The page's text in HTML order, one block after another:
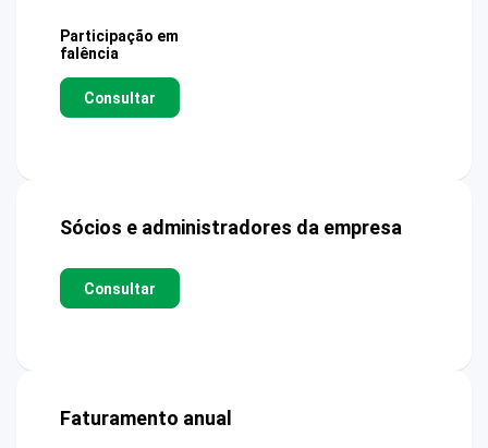
Participação em
falência
Consultar
Sócios e administradores da empresa
Consultar
Faturamento anual